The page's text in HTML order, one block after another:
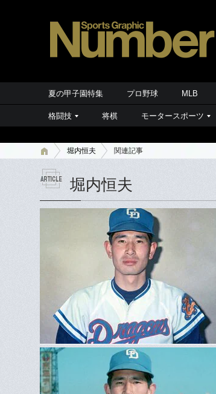
夏の甲子園特集 プロ野球 MLB
格闘技 将棋 モータースポーツ
堀内恒夫 関連記事
堀内恒夫